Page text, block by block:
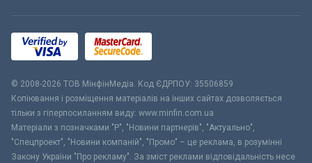
© 2008-2026 ТОВ МiнфiнМедiа. Код ЄДРПОУ: 35506859
Копіювання і розміщення матеріалів на інших сайтах дозволяється
тільки з гіперпосиланням виду: www.minfin.com.ua
Матеріали з позначками "Р", "Новини партнерів", "Актуально",
"Спецпроект", "Новини компаній", "Промо" – це реклама, в розумінні
Закону України "Про рекламу". За зміст реклами відповідальність несе